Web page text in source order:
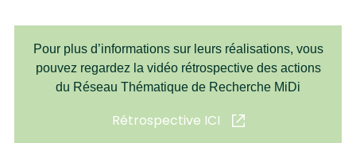
Pour plus d’informations sur leurs réalisations, vous
pouvez regardez la vidéo rétrospective des actions
du Réseau Thématique de Recherche MiDi
Rétrospective ICI